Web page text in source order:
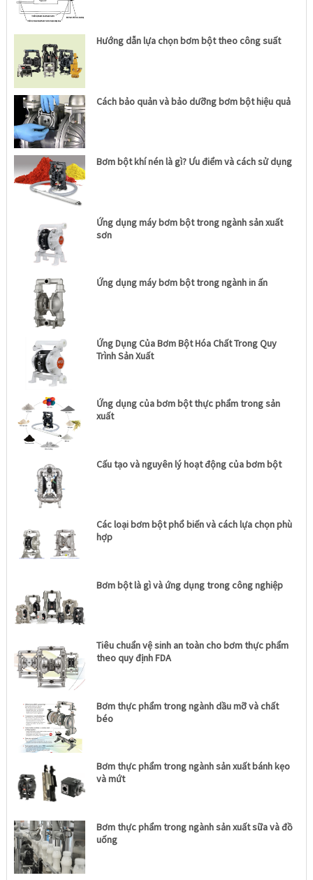
Hướng dẫn lựa chọn bơm bột theo công suất
Cách bảo quản và bảo dưỡng bơm bột hiệu quả
Bơm bột khí nén là gì? Ưu điểm và cách sử dụng
Ứng dụng máy bơm bột trong ngành sản xuất
sơn
Ứng dụng máy bơm bột trong ngành in ấn
Ứng Dụng Của Bơm Bột Hóa Chất Trong Quy
Trình Sản Xuất
Ứng dụng của bơm bột thực phẩm trong sản
xuất
Cấu tạo và nguyên lý hoạt động của bơm bột
Các loại bơm bột phổ biến và cách lựa chọn phù
hợp
Bơm bột là gì và ứng dụng trong công nghiệp
Tiêu chuẩn vệ sinh an toàn cho bơm thực phẩm
theo quy định FDA
Bơm thực phẩm trong ngành dầu mỡ và chất
béo
Bơm thực phẩm trong ngành sản xuất bánh kẹo
và mứt
Bơm thực phẩm trong ngành sản xuất sữa và đồ
uống